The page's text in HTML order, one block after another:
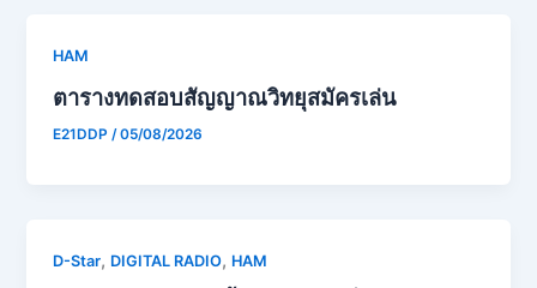
HAM
ตารางทดสอบสัญญาณวิทยุสมัครเล่น
E21DDP /05/08/2026
D-Star, DIGITAL RADIO, HAM